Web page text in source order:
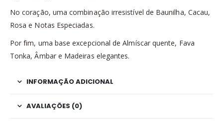
No coração, uma combinação irresistível de Baunilha, Cacau,
Rosa e Notas Especiadas.
Por fim, uma base excepcional de Almíscar quente, Fava
Tonka, Âmbar e Madeiras elegantes.
INFORMAÇÃO ADICIONAL
AVALIAÇÕES (0)